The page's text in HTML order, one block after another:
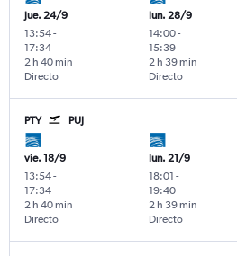
jue. 24/9
13:54-
17:34
Directo
2 h 40 min
lun. 28/9
14:00-
15:39
Directo
2 h 39 min
PTY PUJ
vie. 18/9
13:54-
17:34
Directo
2 h 40 min
lun. 21/9
18:01 -
19:40
Directo
2 h 39 min